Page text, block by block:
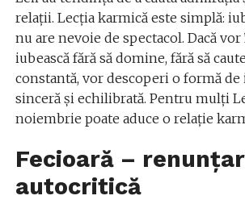
relații. Lecția karmică este simplă:
nu are nevoie de spectacol. Dacă vor
iubească fără să domine, fără să
constantă, vor descoperi o formă
sinceră și echilibrată. Pentru mulți
noiembrie poate aduce o relație
Fecioară –
autocritică